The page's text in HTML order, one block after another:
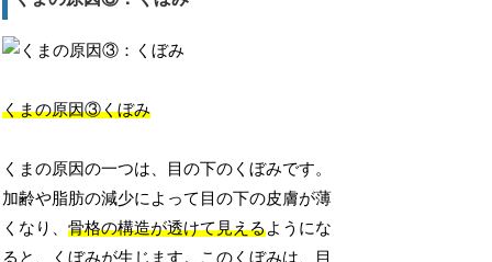
くまの原因③くぼみ
くまの原因の一つは、目の下のくぼみです。
加齢や脂肪の減少によって目の下の皮膚が薄
くなり、骨格の構造が透けて見えるようにな
ると、くぼみが生じます。このくぼみは、目